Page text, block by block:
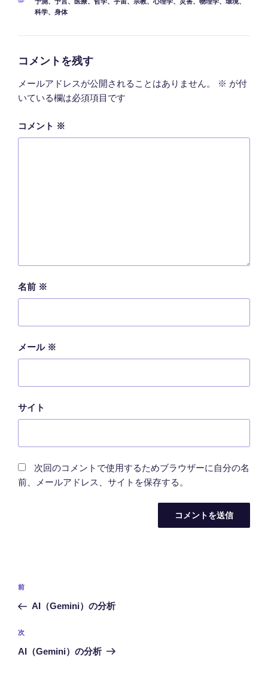
テ
科学、 身体
コメントを残す
メールアドレスが公開されることはありません。 ※ が付
いている欄は必須項目です
コメント ※
名前 ※
メール ※
サイト
次回のコメントで使用するためブラウザーに自分の名
前、メールアドレス、サイトを保存する。
投
ナ
ビ
ゲ
前
の
稿
前
AI（Gemini）の分析
次
の
次
AI（Gemini）の分析